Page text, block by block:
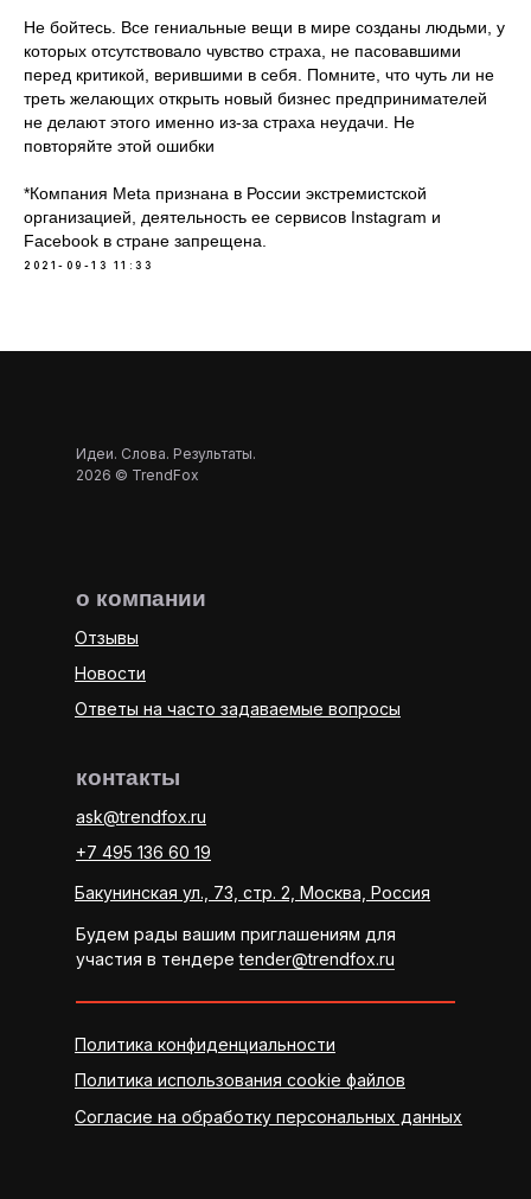
Не бойтесь. Все гениальные вещи в мире созданы людьми, у
которых отсутствовало чувство страха, не пасовавшими
перед критикой, верившими в себя. Помните, что чуть ли не
треть желающих открыть новый бизнес предпринимателей
не делают этого именно из-за страха неудачи. Не
повторяйте этой ошибки
*Компания Meta признана в России экстремистской
организацией, деятельность ее сервисов Instagram и
Facebook в стране запрещена.
2021-09-13 11:33
Идеи. Слова. Результаты.
2026 © TrendFox
контакты
о компании
Будем рады вашим приглашениям для
участия в тендереtender@trendfox.ru
Бакунинская ул., 73, стр. 2, Москва, Россия
+7 495 136 60 19
ask@trendfox.ru
Согласие на обработку персональных данных
Политика использования cookie файлов
Политика конфиденциальности
Ответы на часто задаваемые вопросы
Новости
Отзывы